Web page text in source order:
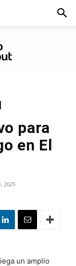
para
en El
2025
un amplio